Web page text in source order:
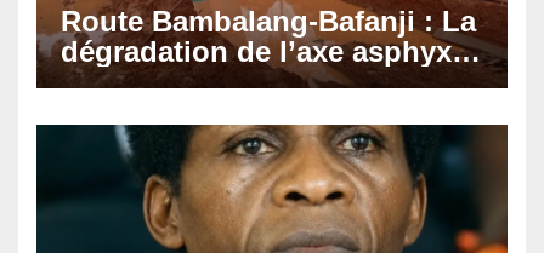
Route Bambalang-Bafanji : La
dégradation de l’axe asphyxie
les activités économiques